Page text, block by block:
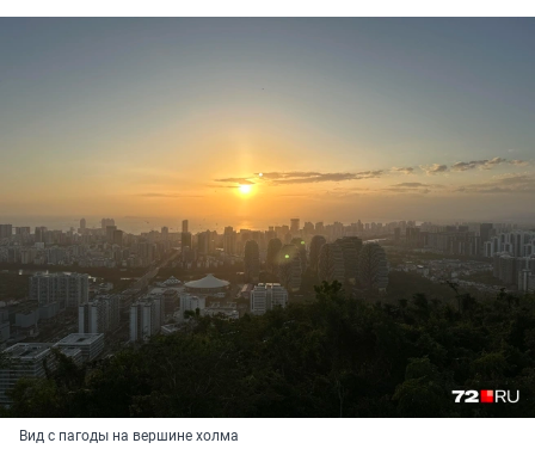
Вид с пагоды на вершине холма